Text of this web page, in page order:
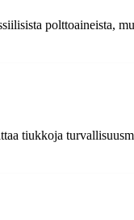
polttoaineista,
tiukkoja